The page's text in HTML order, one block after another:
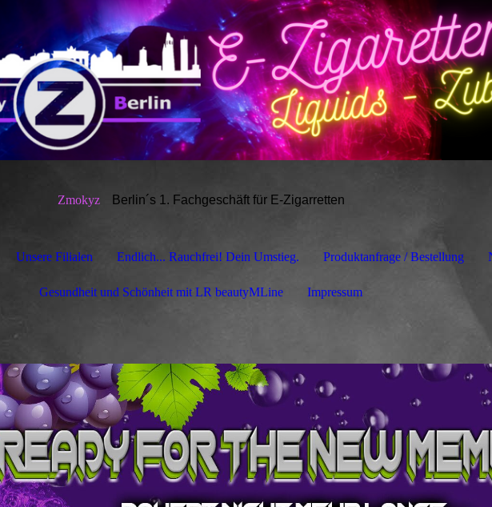
Zmokyz Berlin´s 1. Fachgeschäft für E-Zigarretten
Unsere Filialen Endlich... Rauchfrei! Dein Umstieg. Produktanfrage / Bestellung
Gesundheit und Schönheit mit LR beautyMLine Impressum